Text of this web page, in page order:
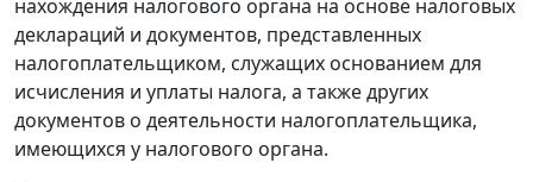
нахождения налогового органа на основе налоговых
деклараций и документов, представленных
налогоплательщиком, служащих основанием для
исчисления и уплаты налога, а также других
документов о деятельности налогоплательщика,
имеющихся у налогового органа.